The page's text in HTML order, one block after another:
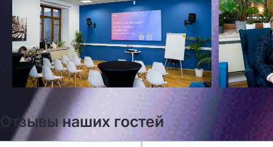
Отзывы наших гостей